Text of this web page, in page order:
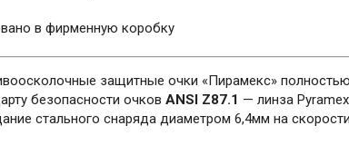
в фирменную коробку
защитные очки «Пирамекс»
безопасности очковANSI Z87.1 — линза
стального снаряда диаметром 6,4мм на